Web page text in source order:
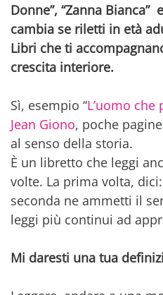
Donne”, “Zanna
cambia se riletti in età
Libri che ti
crescita interiore.
Sì, esempio “L’uomo
Jean Giono, poche
al senso della storia.
È un libretto che leggi
volte. La prima volta,
seconda ne ammetti il
leggi più continui ad
Mi daresti una tua